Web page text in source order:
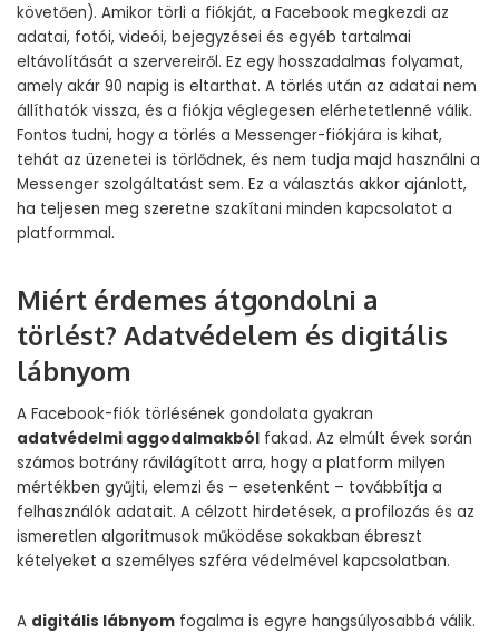
követően). Amikor törli a fiókját, a Facebook megkezdi az
adatai, fotói, videói, bejegyzései és egyéb tartalmai
eltávolítását a szervereiről. Ez egy hosszadalmas folyamat,
amely akár 90 napig is eltarthat. A törlés után az adatai nem
állíthatók vissza, és a fiókja véglegesen elérhetetlenné válik.
Fontos tudni, hogy a törlés a Messenger-fiókjára is kihat,
tehát az üzenetei is törlődnek, és nem tudja majd használni a
Messenger szolgáltatást sem. Ez a választás akkor ajánlott,
ha teljesen meg szeretne szakítani minden kapcsolatot a
platformmal.
Miért érdemes átgondolni a
törlést? Adatvédelem és digitális
lábnyom
A Facebook-fiók törlésének gondolata gyakran
adatvédelmi aggodalmakból fakad. Az elmúlt évek során
számos botrány rávilágított arra, hogy a platform milyen
mértékben gyűjti, elemzi és – esetenként – továbbítja a
felhasználók adatait. A célzott hirdetések, a profilozás és az
ismeretlen algoritmusok működése sokakban ébreszt
kételyeket a személyes szféra védelmével kapcsolatban.
A digitális lábnyom fogalma is egyre hangsúlyosabbá válik.